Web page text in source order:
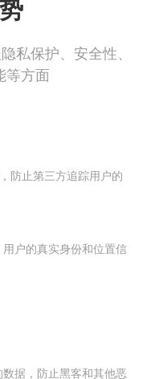
私保护、安全性、
等方面
防止第三方追踪用户的
户的真实身份和位置信
据，防止黑客和其他恶